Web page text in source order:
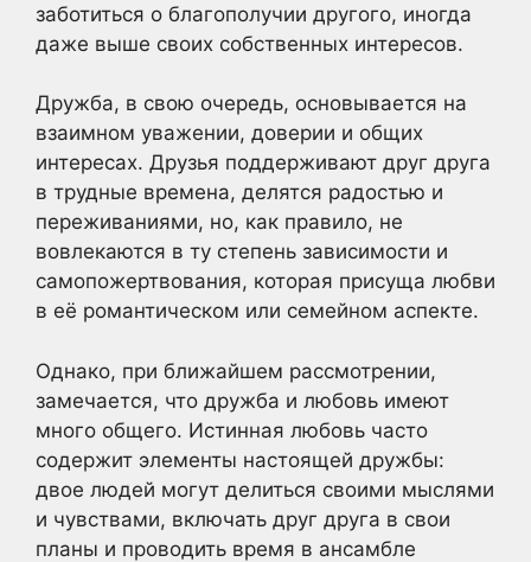
заботиться о благополучии другого, иногда
даже выше своих собственных интересов.
Дружба, в свою очередь, основывается на
взаимном уважении, доверии и общих
интересах. Друзья поддерживают друг друга
в трудные времена, делятся радостью и
переживаниями, но, как правило, не
вовлекаются в ту степень зависимости и
самопожертвования, которая присуща любви
в её романтическом или семейном аспекте.
Однако, при ближайшем рассмотрении,
замечается, что дружба и любовь имеют
много общего. Истинная любовь часто
содержит элементы настоящей дружбы:
двое людей могут делиться своими мыслями
и чувствами, включать друг друга в свои
планы и проводить время в ансамбле